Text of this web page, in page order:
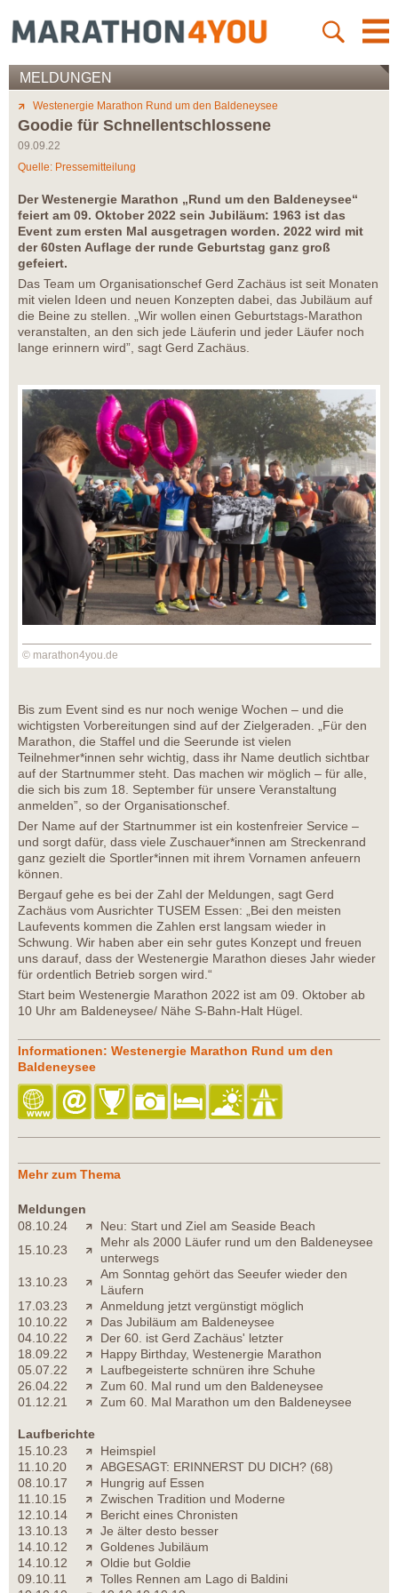
MELDUNGEN
Westenergie Marathon Rund um den Baldeneysee
Goodie für Schnellentschlossene
09.09.22
Quelle: Pressemitteilung
Der Westenergie Marathon „Rund um den Baldeneysee“
feiert am 09. Oktober 2022 sein Jubiläum: 1963 ist das
Event zum ersten Mal ausgetragen worden. 2022 wird mit
der 60sten Auflage der runde Geburtstag ganz groß
gefeiert.
Das Team um Organisationschef Gerd Zachäus ist seit Monaten
mit vielen Ideen und neuen Konzepten dabei, das Jubiläum auf
die Beine zu stellen. „Wir wollen einen Geburtstags-Marathon
veranstalten, an den sich jede Läuferin und jeder Läufer noch
lange erinnern wird”, sagt Gerd Zachäus.
© marathon4you.de
Bis zum Event sind es nur noch wenige Wochen – und die
wichtigsten Vorbereitungen sind auf der Zielgeraden. „Für den
Marathon, die Staffel und die Seerunde ist vielen
Teilnehmer*innen sehr wichtig, dass ihr Name deutlich sichtbar
auf der Startnummer steht. Das machen wir möglich – für alle,
die sich bis zum 18. September für unsere Veranstaltung
anmelden”, so der Organisationschef.
Der Name auf der Startnummer ist ein kostenfreier Service –
und sorgt dafür, dass viele Zuschauer*innen am Streckenrand
ganz gezielt die Sportler*innen mit ihrem Vornamen anfeuern
können.
Bergauf gehe es bei der Zahl der Meldungen, sagt Gerd
Zachäus vom Ausrichter TUSEM Essen: „Bei den meisten
Laufevents kommen die Zahlen erst langsam wieder in
Schwung. Wir haben aber ein sehr gutes Konzept und freuen
uns darauf, dass der Westenergie Marathon dieses Jahr wieder
für ordentlich Betrieb sorgen wird.“
Start beim Westenergie Marathon 2022 ist am 09. Oktober ab
10 Uhr am Baldeneysee/ Nähe S-Bahn-Halt Hügel.
Informationen: Westenergie Marathon Rund um den
Baldeneysee
Mehr zum Thema
Meldungen
08.10.24
Neu: Start und Ziel am Seaside Beach
15.10.23
Mehr als 2000 Läufer rund um den Baldeneysee
unterwegs
13.10.23
Am Sonntag gehört das Seeufer wieder den
Läufern
17.03.23
Anmeldung jetzt vergünstigt möglich
10.10.22
Das Jubiläum am Baldeneysee
04.10.22
Der 60. ist Gerd Zachäus' letzter
18.09.22
Happy Birthday, Westenergie Marathon
05.07.22
Laufbegeisterte schnüren ihre Schuhe
26.04.22
Zum 60. Mal rund um den Baldeneysee
01.12.21
Zum 60. Mal Marathon um den Baldeneysee
Laufberichte
15.10.23
Heimspiel
11.10.20
ABGESAGT: ERINNERST DU DICH? (68)
08.10.17
Hungrig auf Essen
11.10.15
Zwischen Tradition und Moderne
12.10.14
Bericht eines Chronisten
13.10.13
Je älter desto besser
14.10.12
Goldenes Jubiläum
14.10.12
Oldie but Goldie
09.10.11
Tolles Rennen am Lago di Baldini